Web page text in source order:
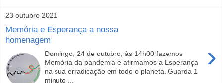
23 outubro 2021
Memória e Esperança a nossa
homenagem
›
Domingo, 24 de outubro, às 14h00 fazemos
Memória da pandemia e afirmamos a Esperança
na sua erradicação em todo o planeta. Guarda 1
minuto ...